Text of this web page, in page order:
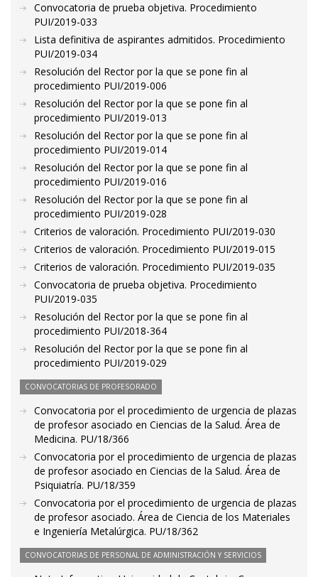
Convocatoria de prueba objetiva. Procedimiento
PUI/2019-033
Lista definitiva de aspirantes admitidos. Procedimiento
PUI/2019-034
Resolución del Rector por la que se pone fin al
procedimiento PUI/2019-006
Resolución del Rector por la que se pone fin al
procedimiento PUI/2019-013
Resolución del Rector por la que se pone fin al
procedimiento PUI/2019-014
Resolución del Rector por la que se pone fin al
procedimiento PUI/2019-016
Resolución del Rector por la que se pone fin al
procedimiento PUI/2019-028
Criterios de valoración. Procedimiento PUI/2019-030
Criterios de valoración. Procedimiento PUI/2019-015
Criterios de valoración. Procedimiento PUI/2019-035
Convocatoria de prueba objetiva. Procedimiento
PUI/2019-035
Resolución del Rector por la que se pone fin al
procedimiento PUI/2018-364
Resolución del Rector por la que se pone fin al
procedimiento PUI/2019-029
CONVOCATORIAS DE PROFESORADO
Convocatoria por el procedimiento de urgencia de plazas
de profesor asociado en Ciencias de la Salud. Área de
Medicina. PU/18/366
Convocatoria por el procedimiento de urgencia de plazas
de profesor asociado en Ciencias de la Salud. Área de
Psiquiatría. PU/18/359
Convocatoria por el procedimiento de urgencia de plazas
de profesor asociado. Área de Ciencia de los Materiales
e Ingeniería Metalúrgica. PU/18/362
CONVOCATORIAS DE PERSONAL DE ADMINISTRACIÓN Y SERVICIOS